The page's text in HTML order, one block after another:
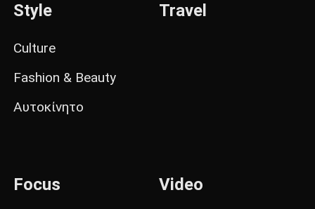
Style
Culture
Fashion & Beauty
Αυτοκίνητο
Travel
Focus Video